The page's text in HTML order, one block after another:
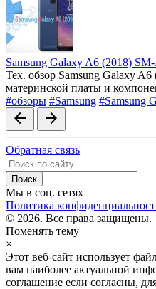
Samsung Galaxy A6 (2018)
Тех. обзор Samsung Galaxy
материнской платы и
#обзоры #Samsung #Samsung
arrow_back arrow_forward
Обратная связь
Мы в соц. сетях
Политика
© 2026. Все права защищены.
Поменять тему
×
Этот веб-сайт использует
вам наиболее актуальной
соглашение если согласны,